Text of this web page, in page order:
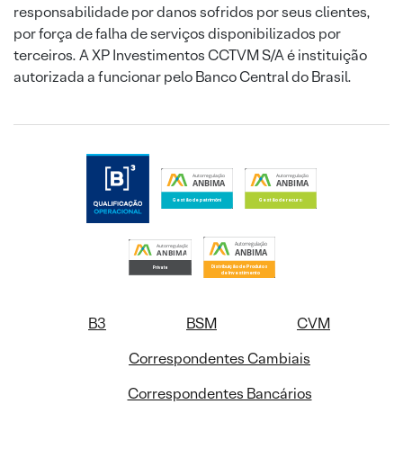
responsabilidade por danos sofridos por seus clientes,
por força de falha de serviços disponibilizados por
terceiros. A XP Investimentos CCTVM S/A é instituição
autorizada a funcionar pelo Banco Central do Brasil.
B3 BSM
CVM
Correspondentes Cambiais
Correspondentes Bancários